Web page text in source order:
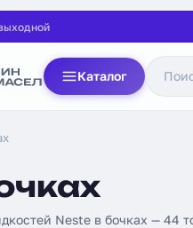
Каталог
Neste в бочках — 44